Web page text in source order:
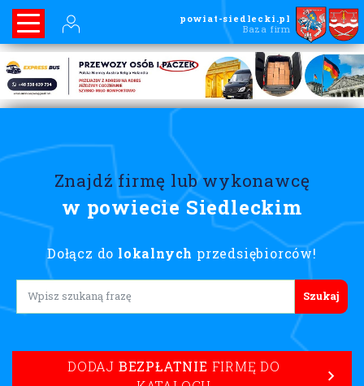
powiat-siedlecki.pl
Baza firm
Znajdź firmę lub wykonawcę
w powiecie Siedleckim
Dołącz do lokalnych przedsiębiorców!
Lorem ipsum
DODAJ BEZPŁATNIE FIRMĘ DO